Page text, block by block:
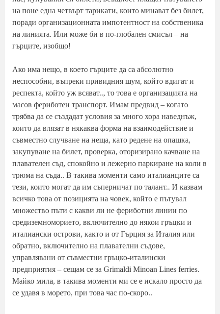
на поне една четвърт тарикати, които минават без билет,
поради организационната импотентност на собственика
на линията. Или може би в по-глобален смисъл – на
гърците, изобщо!
Ако има нещо, в което гърците да са абсолютно
неспособни, въпреки привидния шум, който вдигат и
респекта, който уж всяват.., то това е организацията на
масов фериботен транспорт. Имам предвид – когато
трябва да се създадат условия за много хора наведнъж,
които да влязат в някаква форма на взаимодействие и
съвместно случване на неща, като редене на опашка,
закупуване на билет, проверка, оторизирано качване на
плавателен съд, спокойно и лежерно паркиране на коли в
трюма на съда.. В такива моменти само италианците са
тези, които могат да им съперничат по талант.. И казвам
всичко това от позицията на човек, който е пътувал
множество пъти с какви ли не фериботни линии по
средиземноморието, включително до някои гръцки и
италиански острови, както и от Гърция за Италия или
обратно, включително на плавателни съдове,
управлявани от съвместни гръцко-италински
предприятия – сещам се за Grimaldi Minoan Lines ferries.
Майко мила, в такива моменти ми се е искало просто да
се удавя в морето, при това час по-скоро..